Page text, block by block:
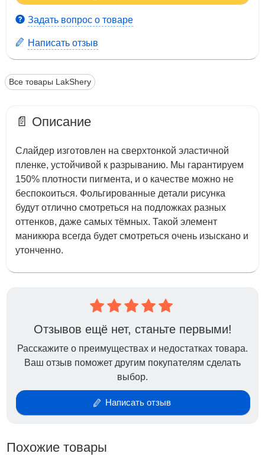
Задать вопрос о товаре
Написать отзыв
Все товары LakShery
📄 Описание
Слайдер изготовлен на сверхтонкой эластичной
пленке, устойчивой к разрыванию. Мы гарантируем
150% плотности пигмента, и о качестве можно не
беспокоиться. Фольгированные детали рисунка
будут отлично смотреться на подложках разных
оттенков, даже самых тёмных. Такой элемент
маникюра всегда будет смотреться очень изыскано и
утонченно.
Отзывов ещё нет, станьте первыми!
Расскажите о преимуществах и недостатках товара.
Ваш отзыв поможет другим покупателям сделать
выбор.
Написать отзыв
Похожие товары